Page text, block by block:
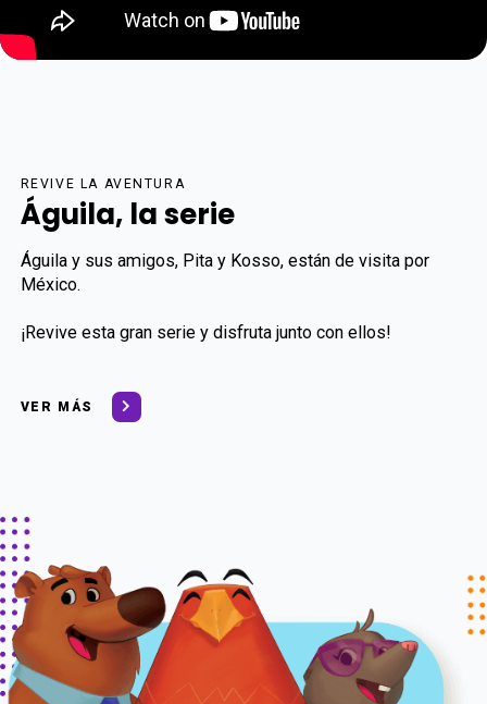
REVIVE LA AVENTURA
Águila, la serie
Águila y sus amigos, Pita y Kosso, están de visita por
México.
¡Revive esta gran serie y disfruta junto con ellos!
VER MÁS